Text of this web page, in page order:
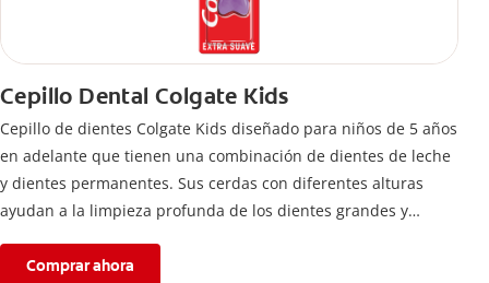
Cepillo Dental Colgate Kids
Cepillo de dientes Colgate Kids diseñado para niños de 5 años
en adelante que tienen una combinación de dientes de leche
y dientes permanentes. Sus cerdas con diferentes alturas
ayudan a la limpieza profunda de los dientes grandes y
Comprar ahora